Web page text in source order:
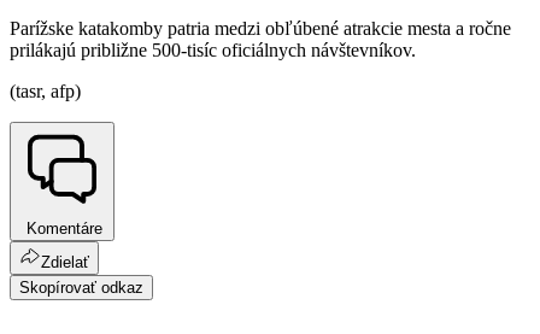
Parížske katakomby patria medzi obľúbené atrakcie mesta a ročne
prilákajú približne 500-tisíc oficiálnych návštevníkov.
(tasr, afp)
Komentáre
Zdielať
Skopírovať odkaz